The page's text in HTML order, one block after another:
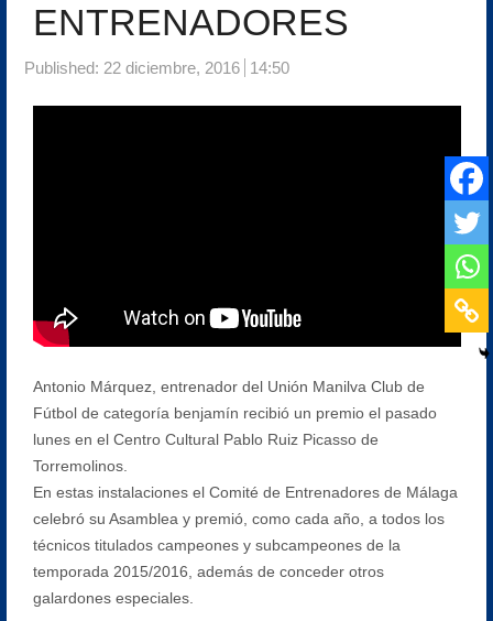
ENTRENADORES
Published: 22 diciembre, 2016 14:50
Antonio Márquez, entrenador del Unión Manilva Club de
Fútbol de categoría benjamín recibió un premio el pasado
lunes en el Centro Cultural Pablo Ruiz Picasso de
Torremolinos.
En estas instalaciones el Comité de Entrenadores de Málaga
celebró su Asamblea y premió, como cada año, a todos los
técnicos titulados campeones y subcampeones de la
temporada 2015/2016, además de conceder otros
galardones especiales.